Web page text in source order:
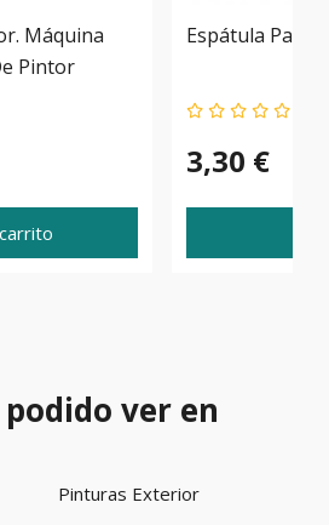
Máquina
Pintor
Espátula Para
3,30 €
podido ver en
Pinturas Exterior